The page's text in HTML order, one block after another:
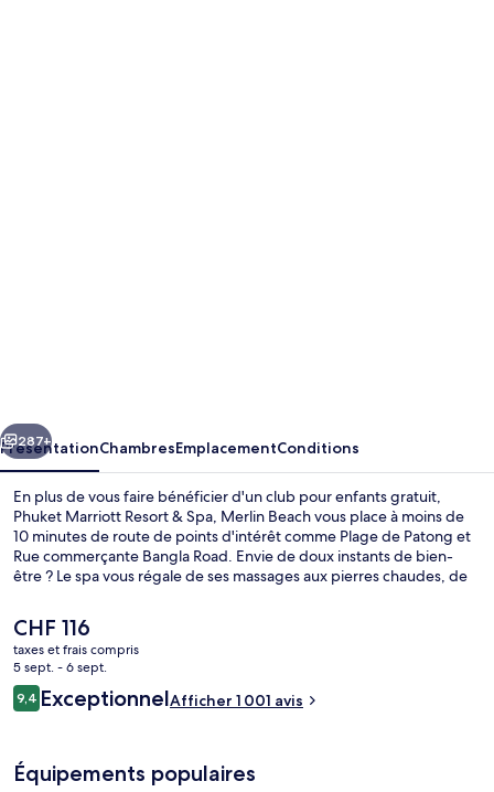
Spa,
Merlin
Beach
Suivant
287+
PrésentationChambresEmplacementConditions
En plus de vous faire bénéficier d'un club pour enfants gratuit,
Phuket Marriott Resort & Spa, Merlin Beach vous place à moins de
10 minutes de route de points d'intérêt comme Plage de Patong et
Rue commerçante Bangla Road. Envie de doux instants de bien-
être ? Le spa vous régale de ses massages aux pierres chaudes, de
parmi les 5 restaurants, l'établissement Kanpai vous ouvre ses
portes pour le déjeuner et le dîner et vous propose des spécialités
Cuisine japonaise. Ce complexe touristique de luxe abrite en outre 3
piscines extérieures, un bar à la plage et une salle de fitness ouverte
24 h/24. La piscine rafraîchissante et le personnel attentionné
remportent un franc succès auprès des autres voyageurs.
Le
prix
actuel
est
de
CHF 116
taxes et frais compris
5 sept. - 6 sept.
Avis
voyageurs
9,49,4 sur 10
ExceptionnelAfficher 1 001 avis
Équipements populaires